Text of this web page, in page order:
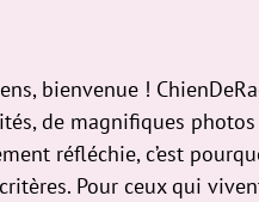
bienvenue !
de magnifiques
réfléchie, c’est
Pour ceux qui